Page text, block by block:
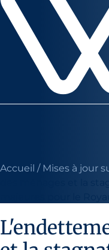
Accueil / Mises à jour
des ménages et la
majeures pour le